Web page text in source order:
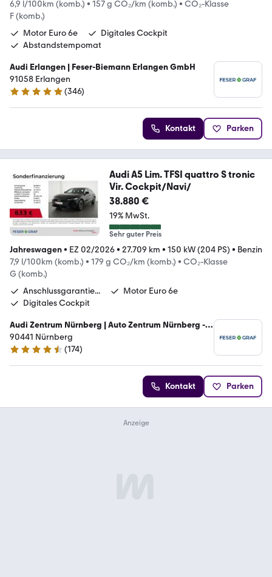
6,9 l/100km (komb.) • 157 g CO₂/km (komb.) • CO₂-Klasse
F (komb.)
Motor Euro 6e
Digitales Cockpit
Abstandstempomat
Audi Erlangen | Feser-Biemann Erlangen GmbH
91058 Erlangen
4.9 Sterne
(346)
Kontakt Parken
Audi A5 Lim. TFSI quattro S tronic
Vir. Cockpit/Navi/
38.880 €
19% MwSt.
Sehr guter Preis
Jahreswagen• EZ 02/2026• 27.709 km • 150 kW (204 PS) • Benzin
7,9 l/100km (komb.) • 179 g CO₂/km (komb.) • CO₂-Klasse
G (komb.)
Anschlussgarantie...
Motor Euro 6e
Digitales Cockpit
Audi Zentrum Nürnberg | Auto Zentrum Nürnberg -
Feser GmbH
90441 Nürnberg
4.4 Sterne
(174)
Kontakt Parken